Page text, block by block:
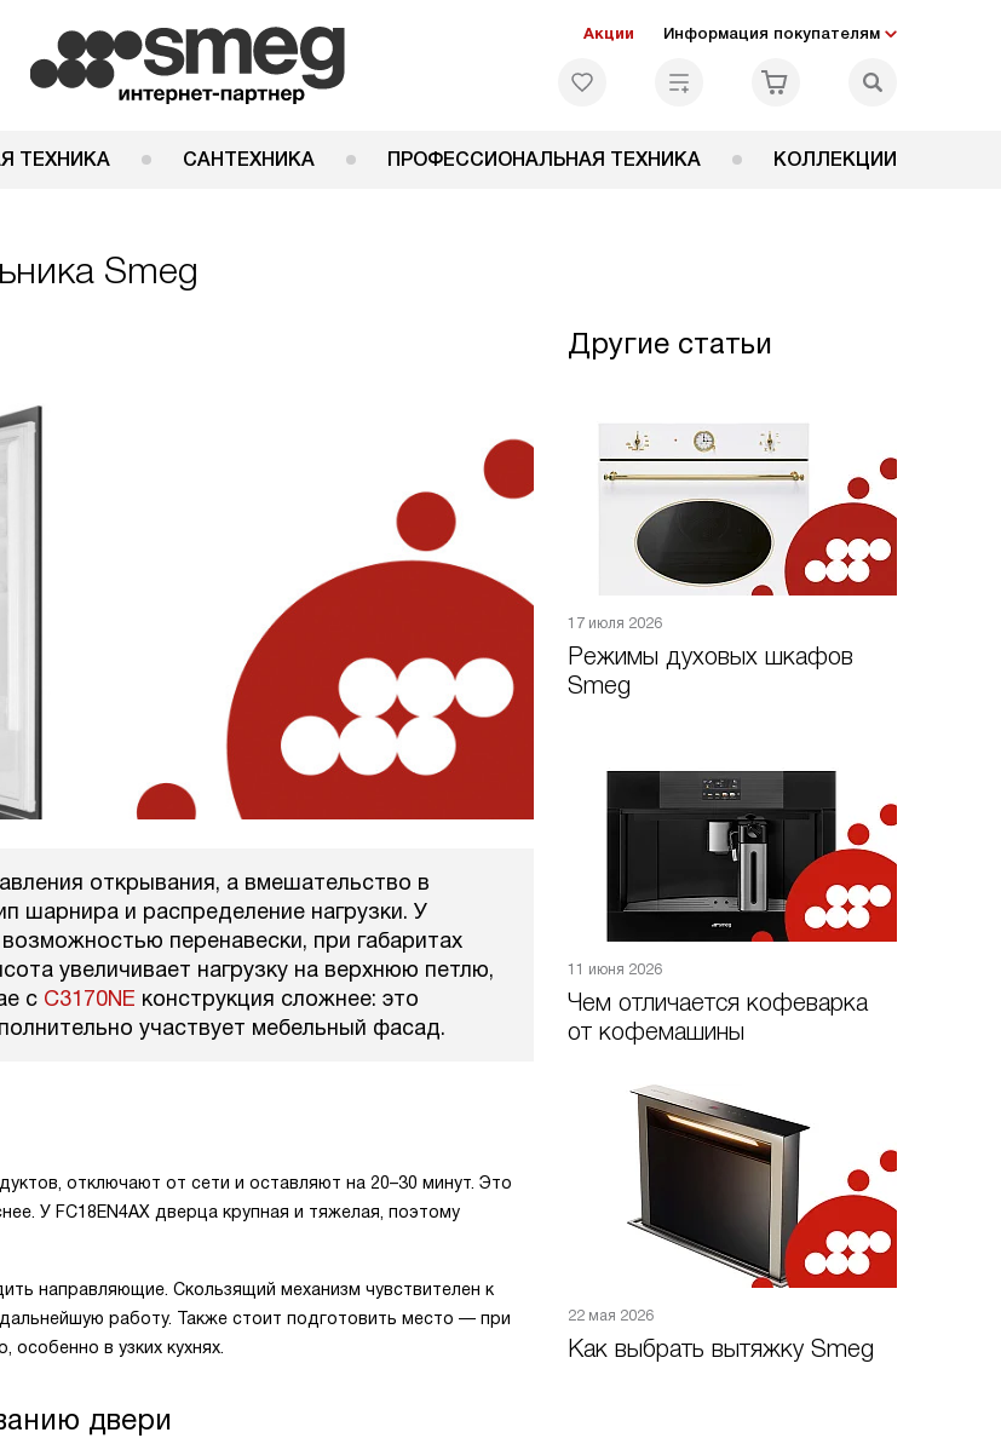
Акции Информация покупателям
ТЕХНИКА САНТЕХНИКА ПРОФЕССИОНАЛЬНАЯ ТЕХНИКА КОЛЛЕКЦИИ
Smeg
открывания, а вмешательство в
шарнира и распределение нагрузки. У
перенавески, при габаритах
увеличивает нагрузку на верхнюю петлю,
с C3170NE конструкция сложнее: это
участвует мебельный фасад.
отключают от сети и оставляют на 20–30 минут. Это
У FC18EN4AX дверца крупная и тяжелая, поэтому
направляющие. Скользящий механизм чувствителен к
работу. Также стоит подготовить место — при
в узких кухнях.
двери
Другие статьи
17 июля 2026
Режимы духовых шкафов
Smeg
11 июня 2026
Чем отличается кофеварка
от кофемашины
22 мая 2026
Как выбрать вытяжку Smeg